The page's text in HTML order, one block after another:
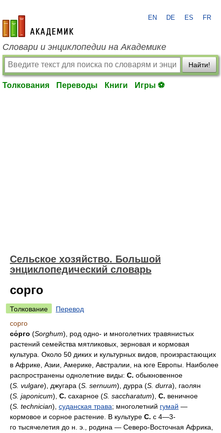
academic.ru
EN DE ES FR
Словари и энциклопедии на Академике
Найти!
Толкования Переводы Книги Игры ⚽
Сельское хозяйство. Большой
энциклопедический словарь
сорго
Толкование
Перевод
сорго
со́рго (Sorghum), род одно- и многолетних травянистых
растений семейства мятликовых, зерновая и кормовая
культура. Около 50 диких и культурных видов, произрастающих
в Африке, Азии, Америке, Австралии, на юге Европы. Наиболее
распространены однолетние виды: С. обыкновенное
(S. vulgare), джугара (S. sernuum), дурра (S. durra), гаолян
(S. japonicum), С. сахарное (S. saccharatum), С. веничное
(S. technician), суданская трава; многолетний гумай —
кормовое и сорное растение. В культуре С. с 4—3-
го тысячелетия до н. э., родина — Северо-Восточная Африка,